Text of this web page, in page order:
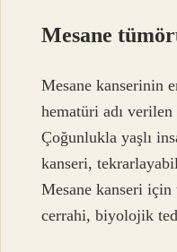
Mesane
Mesane kanserinin
hematüri adı
Çoğunlukla yaşlı
kanseri,
Mesane kanseri için
cerrahi, biyolojik